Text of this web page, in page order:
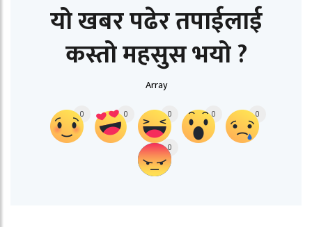
यो खबर पढेर तपाईलाई
कस्तो महसुस भयो ?
Array
0 0 0 0 0
0